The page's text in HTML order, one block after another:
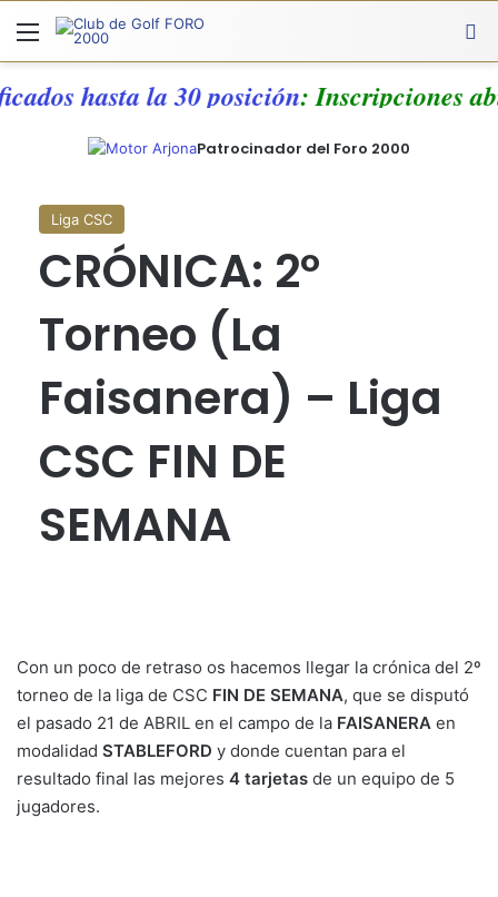
Menú
hasta la 30 posición: Inscripciones
Patrocinador del Foro 2000
Liga CSC
CRÓNICA: 2º
Torneo (La
Faisanera) – Liga
CSC FIN DE
SEMANA
Con un poco de retraso os hacemos llegar la crónica del 2º
torneo de la liga de CSC FIN DE SEMANA, que se disputó
el pasado 21 de ABRIL en el campo de la FAISANERA en
modalidad STABLEFORD y donde cuentan para el
resultado final las mejores 4 tarjetas de un equipo de 5
jugadores.